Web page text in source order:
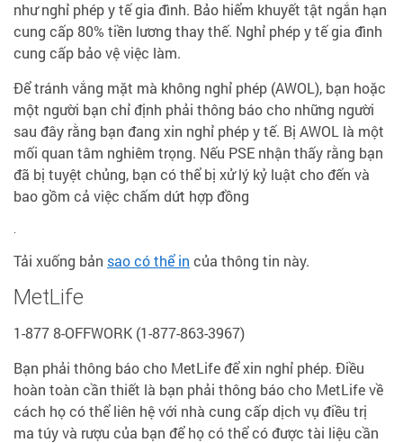
như nghỉ phép y tế gia đình. Bảo hiểm khuyết tật ngắn hạn
cung cấp 80% tiền lương thay thế. Nghỉ phép y tế gia đình
cung cấp bảo vệ việc làm.
Để tránh vắng mặt mà không nghỉ phép (AWOL), bạn hoặc
một người bạn chỉ định phải thông báo cho những người
sau đây rằng bạn đang xin nghỉ phép y tế. Bị AWOL là một
mối quan tâm nghiêm trọng. Nếu PSE nhận thấy rằng bạn
đã bị tuyệt chủng, bạn có thể bị xử lý kỷ luật cho đến và
bao gồm cả việc chấm dứt hợp đồng
.
Tải xuống bản sao có thể in của thông tin này.
MetLife
1-877 8-OFFWORK (1-877-863-3967)
Bạn phải thông báo cho MetLife để xin nghỉ phép. Điều
hoàn toàn cần thiết là bạn phải thông báo cho MetLife về
cách họ có thể liên hệ với nhà cung cấp dịch vụ điều trị
ma túy và rượu của bạn để họ có thể có được tài liệu cần